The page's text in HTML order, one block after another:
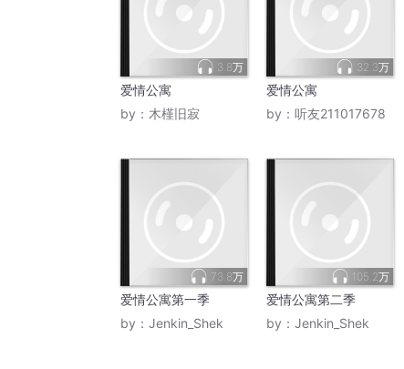
3.8万
爱情公寓
by： 木槿旧寂
32.3万
爱情公寓
by： 听友211017678
73.8万
爱情公寓第一季
by： Jenkin_Shek
105.2万
爱情公寓第二季
by： Jenkin_Shek